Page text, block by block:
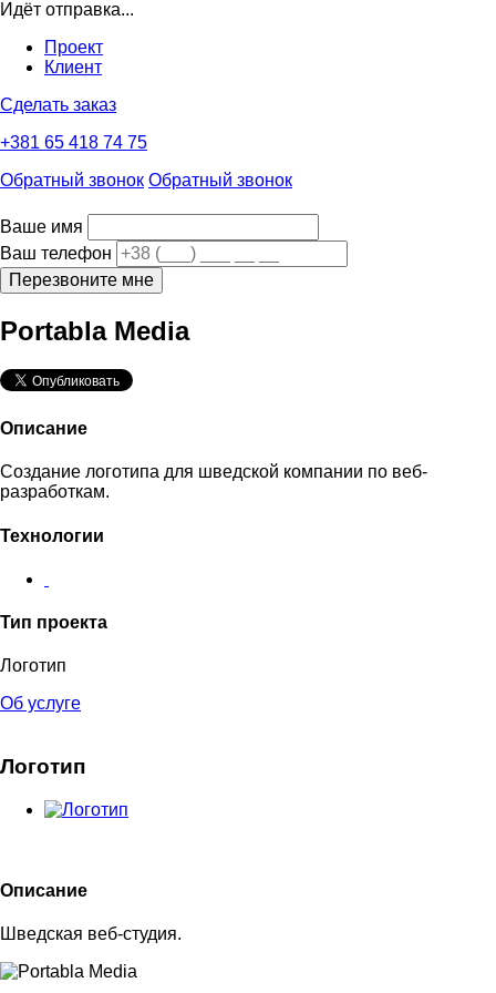
Идёт отправка...
Проект
Клиент
Сделать заказ
+381 65 418 74 75
Обратный звонок Обратный звонок
Ваше имя
Ваш телефон
Перезвоните мне
Portabla Media
Описание
Создание логотипа для шведской компании по веб-
разработкам.
Технологии
Тип проекта
Логотип
Об услуге
Логотип
Описание
Шведская веб-студия.